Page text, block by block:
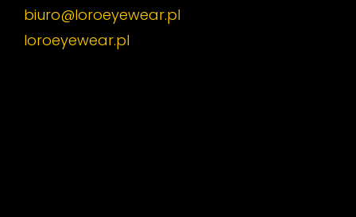
biuro@loroeyewear.pl
loroeyewear.pl